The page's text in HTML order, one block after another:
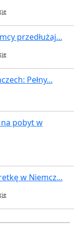
przedłużaj...
Pełny...
pobyt w
w Niemcz...